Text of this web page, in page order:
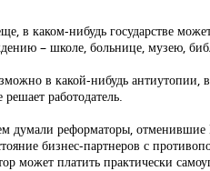
в каком-нибудь государстве
– школе, больнице, музею,
в какой-нибудь антиутопии,
работодатель.
думали реформаторы, отменившие
бизнес-партнеров с
может платить практически